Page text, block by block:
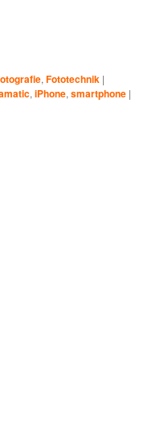
,Fototechnik |
,iPhone,smartphone |